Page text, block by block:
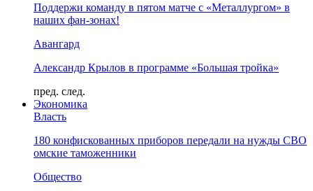
Поддержи команду в пятом матче с «Металлургом» в
наших фан-зонах!
Авангард
Александр Крылов в программе «Большая тройка»
пред. след.
Экономика
Власть
180 конфискованных приборов передали на нужды СВО
омские таможенники
Общество